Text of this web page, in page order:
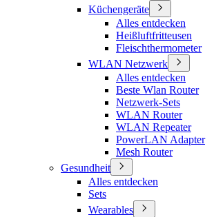
Küchengeräte
Alles entdecken
Heißluftfritteusen
Fleischthermometer
WLAN Netzwerk
Alles entdecken
Beste Wlan Router
Netzwerk-Sets
WLAN Router
WLAN Repeater
PowerLAN Adapter
Mesh Router
Gesundheit
Alles entdecken
Sets
Wearables